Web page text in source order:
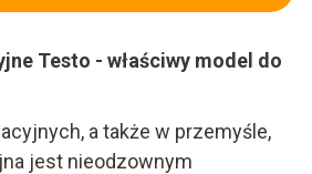
Testo - właściwy model do
a także w przemyśle,
jest nieodzownym